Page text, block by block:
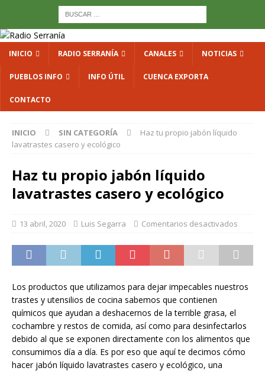
INICIO RADIO SERRANÍA CANALES NOTICIAS
PUEBLOS INFO INFO ÚTIL CUENCA EXPORTA
CONTACTO
INICIO SIN CATEGORÍA
Haz tu propio jabón líquido
lavatrastes casero y ecológico
Haz tu propio jabón líquido
lavatrastes casero y ecológico
13 abril, 2020 Luis Segarra Comentarios desactivados
Los productos que utilizamos para dejar impecables nuestros
trastes y utensilios de cocina sabemos que contienen
químicos que ayudan a deshacernos de la terrible grasa, el
cochambre y restos de comida, así como para desinfectarlos
debido al que se exponen directamente con los alimentos que
consumimos día a día. Es por eso que aquí te decimos cómo
hacer jabón líquido lavatrastes casero y ecológico, una